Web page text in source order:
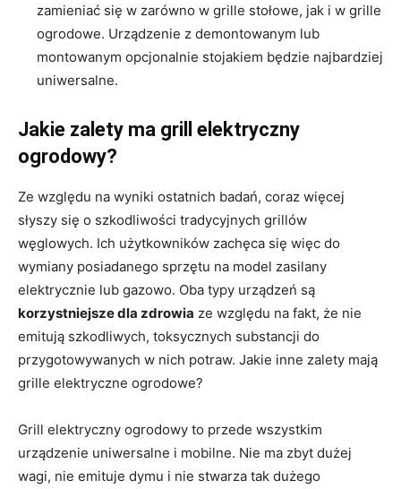
zamieniać się w zarówno w grille stołowe, jak i w grille
ogrodowe. Urządzenie z demontowanym lub
montowanym opcjonalnie stojakiem będzie najbardziej
uniwersalne.
Jakie zalety ma grill elektryczny
ogrodowy?
Ze względu na wyniki ostatnich badań, coraz więcej
słyszy się o szkodliwości tradycyjnych grillów
węglowych. Ich użytkowników zachęca się więc do
wymiany posiadanego sprzętu na model zasilany
elektrycznie lub gazowo. Oba typy urządzeń są
korzystniejsze dla zdrowia ze względu na fakt, że nie
emitują szkodliwych, toksycznych substancji do
przygotowywanych w nich potraw. Jakie inne zalety mają
grille elektryczne ogrodowe?
Grill elektryczny ogrodowy to przede wszystkim
urządzenie uniwersalne i mobilne. Nie ma zbyt dużej
wagi, nie emituje dymu i nie stwarza tak dużego